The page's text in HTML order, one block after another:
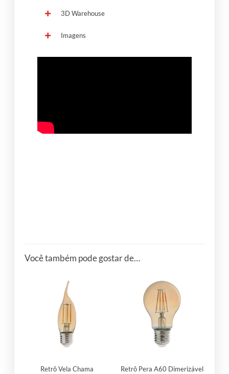
3D Warehouse
Imagens
Você também pode gostar de…
Retrô Vela Chama
Retrô Pera A60 Dimerizável